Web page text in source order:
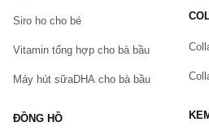
Siro ho cho bé
Vitamin tổng hợp cho bà bầu
Máy hút sữaDHA cho bà bầu
ĐỒNG HỒ